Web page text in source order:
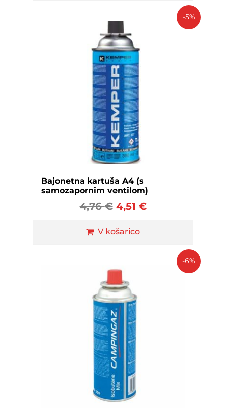
-5%
Bajonetna kartuša A4 (s
samozapornim ventilom)
4,76€ 4,51 €
V košarico
-6%